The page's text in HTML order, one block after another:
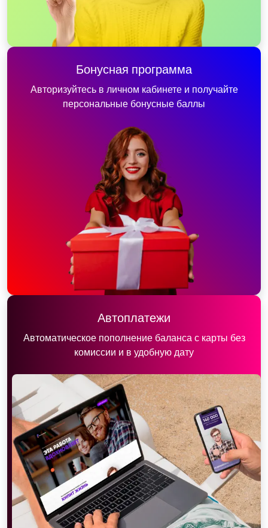
Бонусная программа
Авторизуйтесь в личном кабинете и получайте
персональные бонусные баллы
Автоплатежи
Автоматическое пополнение баланса с карты без
комиссии и в удобную дату